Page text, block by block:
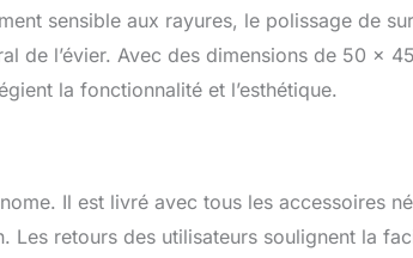
; manuel d'instruction*1 ; garantie*2
ans, n'hésitez pas à nous contacter par email,
problème dans les 24 heures.
sensible aux rayures, le polissage de
de l’évier. Avec des dimensions de 50 x
la fonctionnalité et l’esthétique.
Il est livré avec tous les accessoires
Les retours des utilisateurs soulignent la